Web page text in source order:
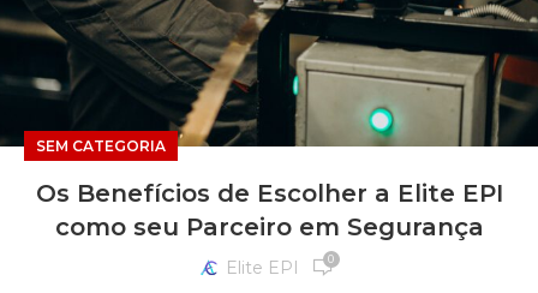
SEM CATEGORIA
Os Benefícios de Escolher a Elite EPI
como seu Parceiro em Segurança
Elite EPI 0